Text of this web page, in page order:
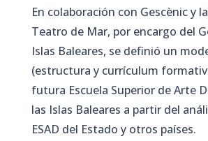
En colaboración con Gescènic y
Teatro de Mar, por encargo del
Islas Baleares, se definió un
(estructura y currículum
futura Escuela Superior de Arte
las Islas Baleares a partir del
ESAD del Estado y otros países.